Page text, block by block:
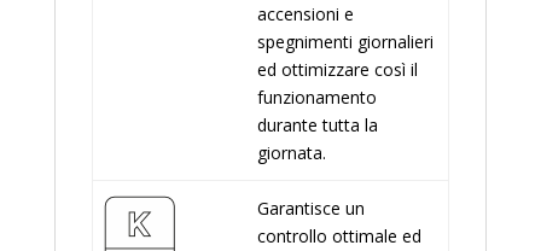
accensioni e
spegnimenti giornalieri
ed ottimizzare così il
funzionamento
durante tutta la
giornata.
Garantisce un
controllo ottimale ed